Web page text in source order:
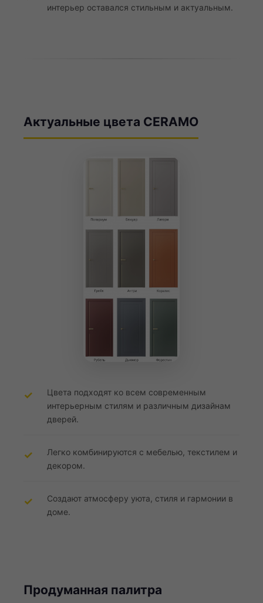
интерьер оставался стильным и актуальным.
Актуальные цвета CERAMO
Цвета подходят ко всем современным
интерьерным стилям и различным дизайнам
дверей.
Легко комбинируются с мебелью, текстилем и
декором.
Создают атмосферу уюта, стиля и гармонии в
доме.
Продуманная палитра